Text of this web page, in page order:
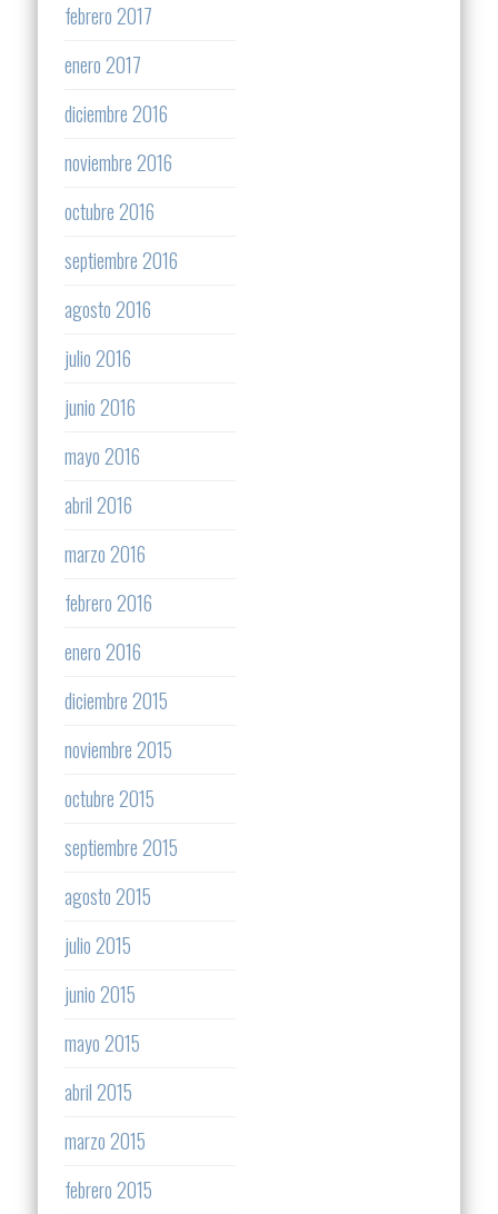
febrero 2017
enero 2017
diciembre 2016
noviembre 2016
octubre 2016
septiembre 2016
agosto 2016
julio 2016
junio 2016
mayo 2016
abril 2016
marzo 2016
febrero 2016
enero 2016
diciembre 2015
noviembre 2015
octubre 2015
septiembre 2015
agosto 2015
julio 2015
junio 2015
mayo 2015
abril 2015
marzo 2015
febrero 2015